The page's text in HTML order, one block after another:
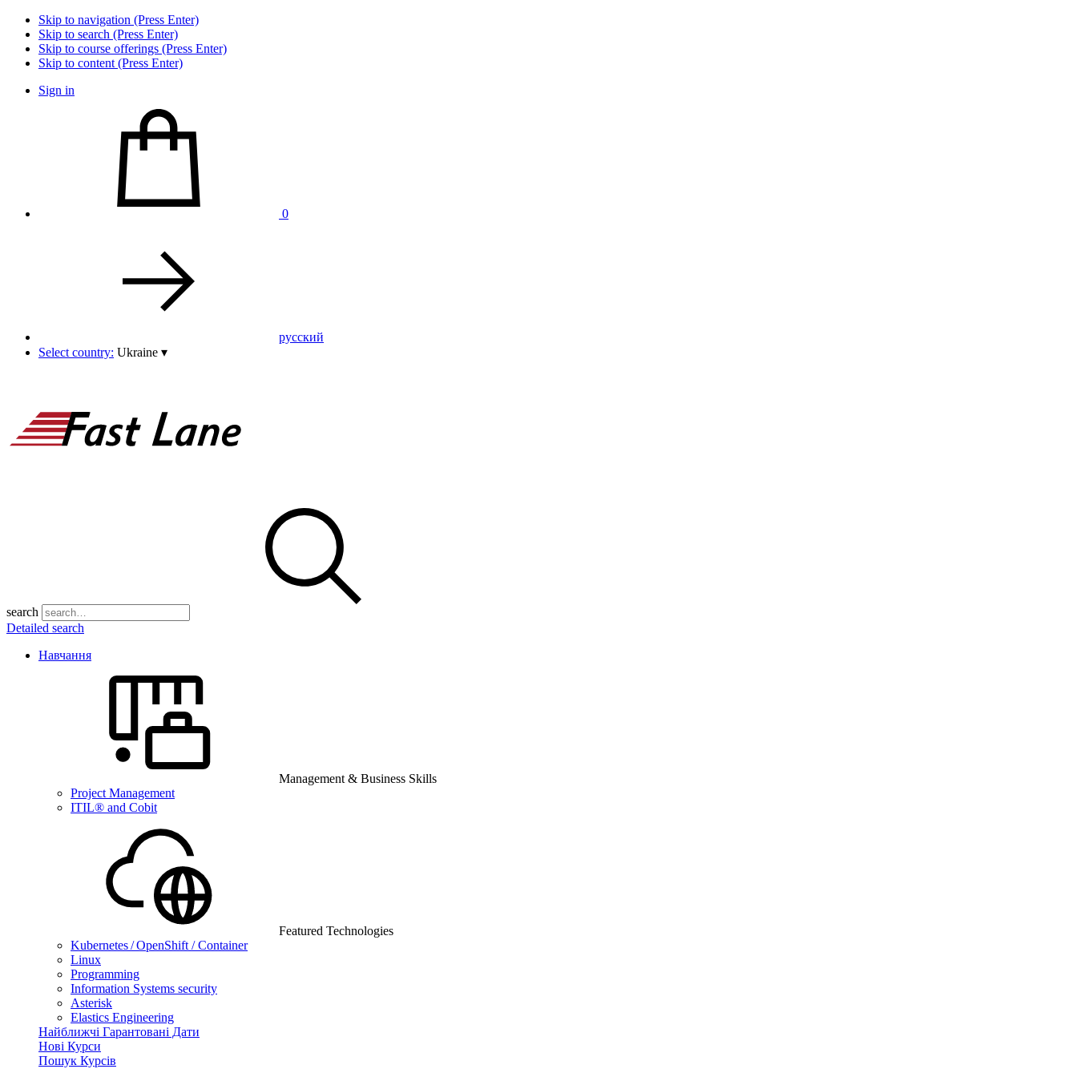
Skip to navigation (Press Enter)
Skip to search (Press Enter)
Skip to course offerings (Press Enter)
Skip to content (Press Enter)
Sign in
0
pусский
Select country: Ukraine ▾
search
Detailed search
Навчання
Management & Business Skills
Project Management
ITIL® and Cobit
Featured Technologies
Kubernetes / OpenShift / Container
Linux
Programming
Information Systems security
Asterisk
Elastics Engineering
Найближчі Гарантовані Дати
Нові Курси
Пошук Курсів